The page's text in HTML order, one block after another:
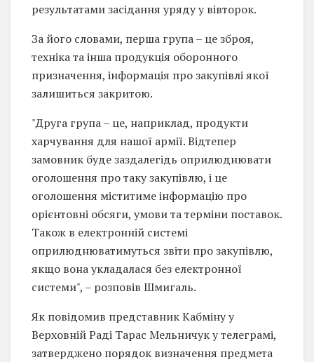
результатами засідання уряду у вівторок.
За його словами, перша група – це зброя,
техніка та інша продукція оборонного
призначення, інформація про закупівлі якої
залишиться закритою.
"Друга група – це, наприклад, продукти
харчування для нашої армії. Відтепер
замовник буде заздалегідь оприлюднювати
оголошення про таку закупівлю, і це
оголошення міститиме інформацію про
орієнтовні обсяги, умови та терміни поставок.
Також в електронній системі
оприлюднюватимуться звіти про закупівлю,
якщо вона укладалася без електронної
системи", – розповів Шмигаль.
Як повідомив представник Кабміну у
Верховній Раді Тарас Мельничук у телеграмі,
затверджено порядок визначення предмета